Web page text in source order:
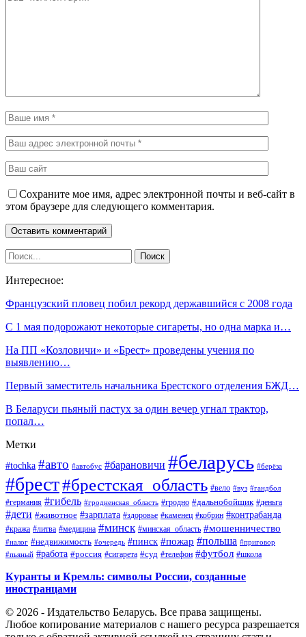
Сохраните мое имя, адрес электронной почты и веб-сайт в
этом браузере для следующего комментария.
Интересное:
Французский пловец побил рекорд державшийся с 2008 года
С 1 мая подорожают некоторые сигареты, но одна марка и…
На ПП «Козловичи» и «Брест» проведены учения по
выявлению…
Первый заместитель начальника Брестского отделения БЖД…
В Беларуси пьяный пастух за один вечер угнал трактор,
попал…
Метки
#tochka #авто #автобус #барановичи #беларусь #берёза
#брест#брестская_область #вело #вуз #гандбол
#германия #гибель #гродненская_область #гродно #дальнобойщик #деньга
#дети #животное #зарплата #здоровье #каменец #кобрин #контрабанда
#кража #литва #медицина #минск #минская_область #мошенничество
#налог #недвижимость #очередь #пинск #пожар #польша #приговор
#пьяный #работа #россия #сигарета #суд #телефон #футбол #школа
Куранты и Кремль: символы России, созданные
иностранцами
© 2026 - Издательство Беларусь. Все права защищены.
Любое копирование материалов с нашего ресурса разрешается